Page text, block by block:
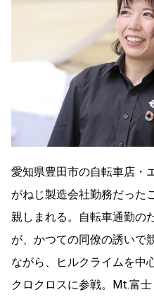
愛知県豊田市の自転車店・
がねじ製造会社勤務だった
親しまれる。自転車通勤の
が、かつての同僚の誘いで
ながら、ヒルクライムを中
クロクロスに参戦。Mt.富